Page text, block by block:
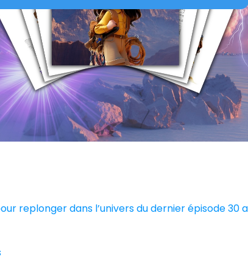
replonger dans l’univers du dernier épisode 30